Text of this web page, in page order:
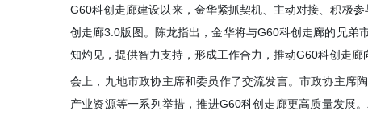
G60科创走廊建设以来，金华紧抓契机、主动对接、积极
创走廊3.0版图。陈龙指出，金华将与G60科创走廊的兄弟
知灼见，提供智力支持，形成工作合力，推动G60科创走廊
会上，九地市政协主席和委员作了交流发言。市政协主席
产业资源等一系列举措，推进G60科创走廊更高质量发展